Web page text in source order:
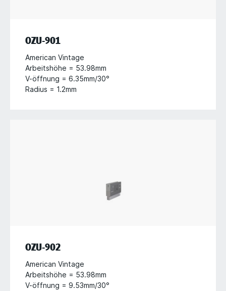
OZU-901
American Vintage
Arbeitshöhe = 53.98mm
V-öffnung = 6.35mm/30°
Radius = 1.2mm
OZU-902
American Vintage
Arbeitshöhe = 53.98mm
V-öffnung = 9.53mm/30°